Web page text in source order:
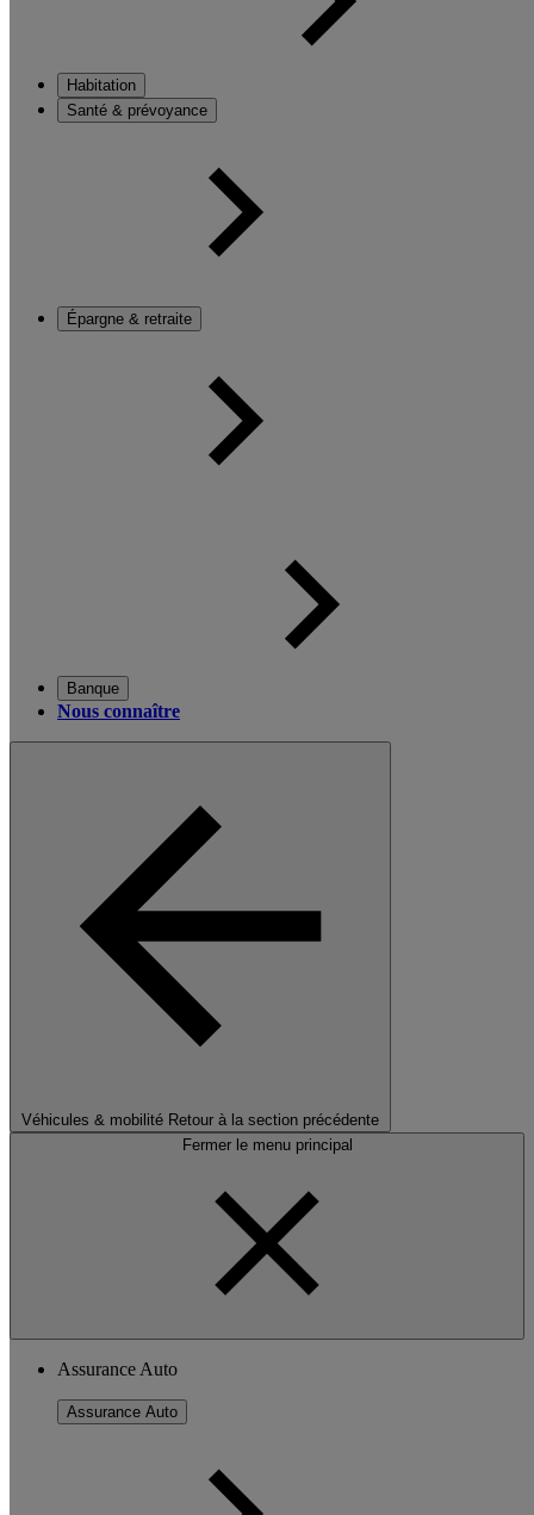
Habitation
Santé & prévoyance
Épargne & retraite
Banque
Nous connaître
Véhicules & mobilité Retour à la section précédente
Fermer le menu principal
Assurance Auto
Assurance Auto